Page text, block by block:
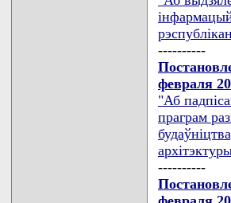
----------
февраля
"Аб
праграм
----------